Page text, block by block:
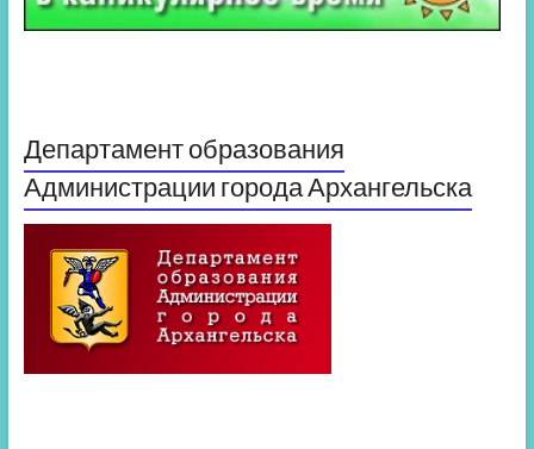
Департамент образования
Администрации города Архангельска